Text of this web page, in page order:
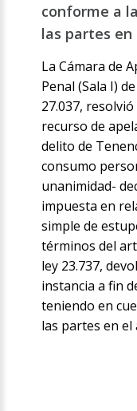
conforme a
las partes
La Cámara de
Penal (Sala I)
27.037,
recurso de
delito de
consumo
unanimidad-
impuesta en
simple de
términos del
ley 23.737,
instancia a fin
teniendo en
las partes en el